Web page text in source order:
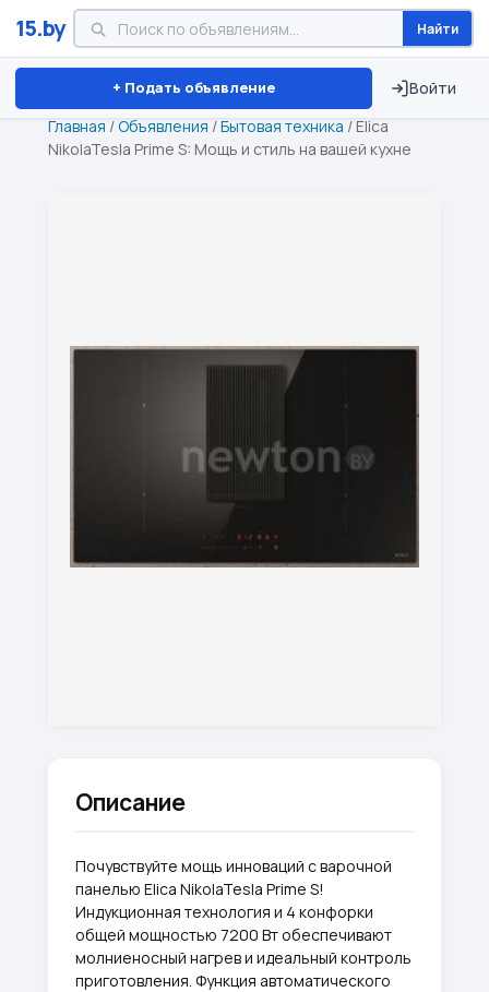
15.by Найти
+ Подать объявление Войти
Минск Витебск Брест ⏱ ТОЛЬКО 15 ДНЕЙ
Главная /Объявления /Бытовая техника / Elica
NikolaTesla Prime S: Мощь и стиль на вашей кухне
Описание
Почувствуйте мощь инноваций с варочной
панелью Elica NikolaTesla Prime S!
Индукционная технология и 4 конфорки
общей мощностью 7200 Вт обеспечивают
молниеносный нагрев и идеальный контроль
приготовления. Функция автоматического